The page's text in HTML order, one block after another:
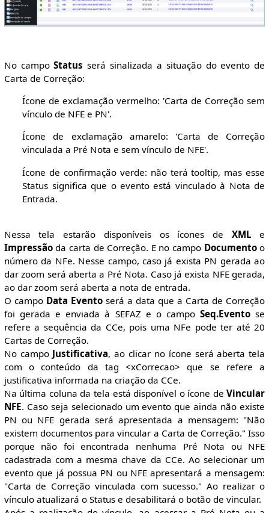
No campoStatus será sinalizada a situação do evento de
Carta de Correção:
Ícone de exclamação vermelho: 'Carta de Correção sem
vínculo de NFE e PN'.
Ícone de exclamação amarelo: 'Carta de Correção
vinculada a Pré Nota e sem vínculo de NFE'.
Ícone de confirmação verde: não terá tooltip, mas esse
Status significa que o evento está vinculado à Nota de
Entrada.
Nessa tela estarão disponíveis os ícones de XML e
Impressãoda carta de Correção. E no campo Documentoo
número da NFe. Nesse campo, caso já exista PN gerada ao
dar zoom será aberta a Pré Nota. Caso já exista NFE gerada,
ao dar zoom será aberta a nota de entrada.
O campo Data Eventoserá a data que a Carta de Correção
foi gerada e enviada à SEFAZ e o campoSeq.Evento se
refere a sequência da CCe, pois uma NFe pode ter até 20
Cartas de Correção.
No campo Justificativa, ao clicar no ícone será aberta tela
com o conteúdo da tag <xCorrecao> que se refere a
justificativa informada na criação da CCe.
Na última coluna da tela está disponível o ícone deVincular
NFE. Caso seja selecionado um evento que ainda não existe
PN ou NFE gerada será apresentada a mensagem: "Não
existem documentos para vincular a Carta de Correção." Isso
porque não foi encontrada nenhuma Pré Nota ou NFE
cadastrada com a mesma chave da CCe. Ao selecionar um
evento que já possua PN ou NFE apresentará a mensagem:
"Carta de Correção vinculada com sucesso." Ao realizar o
vínculo atualizará o Status e desabilitará o botão de vincular.